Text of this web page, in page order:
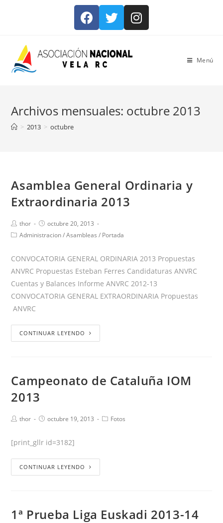
Menú
Archivos mensuales: octubre 2013
> 2013 > octubre
Asamblea General Ordinaria y
Extraordinaria 2013
thor
octubre 20, 2013
Administracion / Asambleas / Portada
CONVOCATORIA GENERAL ORDINARIA 2013 Propuestas
ANVRC Propuestas Esteban Ferres Candidaturas ANVRC
Cuentas y Balances Informe ANVRC 2012-13
CONVOCATORIA GENERAL EXTRAORDINARIA Propuestas
ANVRC
CONTINUAR LEYENDO
Campeonato de Cataluña IOM
2013
thor octubre 19, 2013 Fotos
[print_gllr id=3182]
CONTINUAR LEYENDO
1ª Prueba Liga Euskadi 2013-14